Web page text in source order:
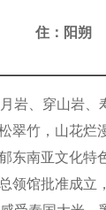
住：阳朔
岩、穿山岩、
竹，山花烂
东南亚文化特
馆批准成立